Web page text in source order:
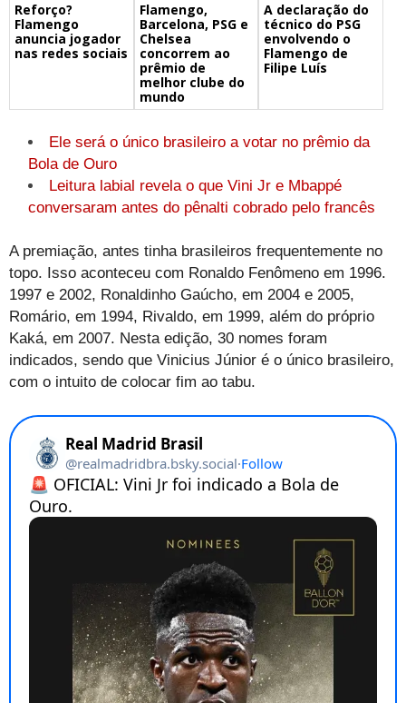
Reforço?
Flamengo
anuncia jogador
nas redes sociais
Flamengo,
Barcelona, PSG e
Chelsea
concorrem ao
prêmio de
melhor clube do
mundo
A declaração do
técnico do PSG
envolvendo o
Flamengo de
Filipe Luís
Ele será o único brasileiro a votar no prêmio da
Bola de Ouro
Leitura labial revela o que Vini Jr e Mbappé
conversaram antes do pênalti cobrado pelo francês
A premiação, antes tinha brasileiros frequentemente no
topo. Isso aconteceu com Ronaldo Fenômeno em 1996.
1997 e 2002, Ronaldinho Gaúcho, em 2004 e 2005,
Romário, em 1994, Rivaldo, em 1999, além do próprio
Kaká, em 2007. Nesta edição, 30 nomes foram
indicados, sendo que Vinicius Júnior é o único brasileiro,
com o intuito de colocar fim ao tabu.